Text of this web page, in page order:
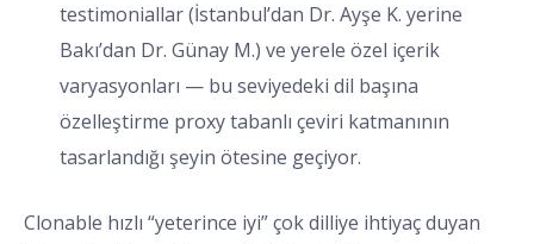
testimoniallar (İstanbul’dan Dr. Ayşe K. yerine
Bakı’dan Dr. Günay M.) ve yerele özel içerik
varyasyonları — bu seviyedeki dil başına
özelleştirme proxy tabanlı çeviri katmanının
tasarlandığı şeyin ötesine geçiyor.
Clonable hızlı “yeterince iyi” çok dilliye ihtiyaç duyan